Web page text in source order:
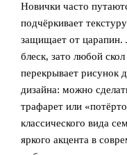
Новички часто
подчёркивает
защищает от царапин.
блеск, зато любой
перекрывает рисунок
дизайна: можно
трафарет или
классического вида
яркого акцента в